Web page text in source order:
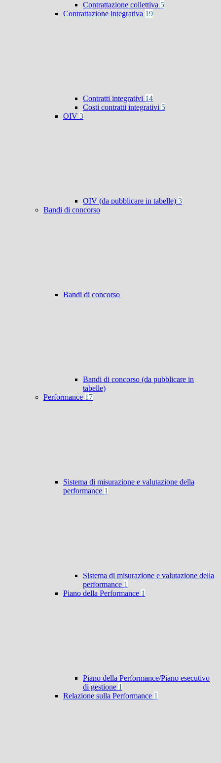
Contrattazione collettiva 5
Contrattazione integrativa 19
Contratti integrativi 14
Costi contratti integrativi 5
OIV 3
OIV (da pubblicare in tabelle) 3
Bandi di concorso
Bandi di concorso
Bandi di concorso (da pubblicare in
tabelle)
Performance 17
Sistema di misurazione e valutazione della
performance 1
Sistema di misurazione e valutazione della
performance 1
Piano della Performance 1
Piano della Performance/Piano esecutivo
di gestione 1
Relazione sulla Performance 1